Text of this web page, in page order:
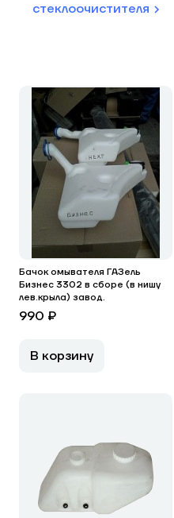
стеклоочистителя
Бачок омывателя ГАЗель
Бизнес 3302 в сборе (в нишу
лев.крыла) завод.
990 ₽
В корзину